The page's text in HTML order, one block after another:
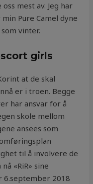
mest av. Jeg har
Pure Camel dyne
vinter.
girls
at de skal
er i troen. Begge
har ansvar for å
skole mellom
ansees som
til å involvere de
«RiR» sine
2018